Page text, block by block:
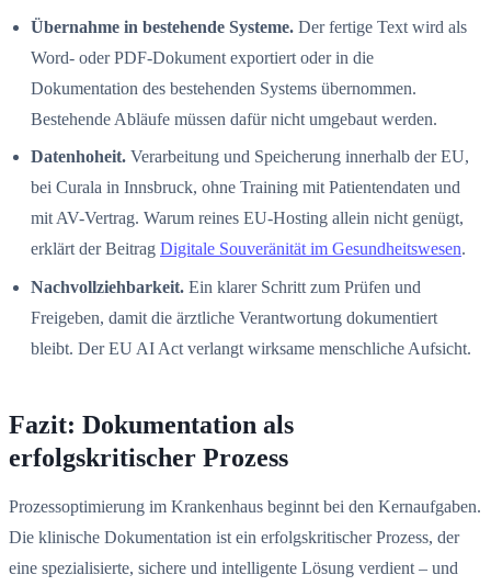
Übernahme in bestehende Systeme. Der fertige Text wird als
Word- oder PDF-Dokument exportiert oder in die
Dokumentation des bestehenden Systems übernommen.
Bestehende Abläufe müssen dafür nicht umgebaut werden.
Datenhoheit. Verarbeitung und Speicherung innerhalb der EU,
bei Curala in Innsbruck, ohne Training mit Patientendaten und
mit AV-Vertrag. Warum reines EU-Hosting allein nicht genügt,
erklärt der Beitrag Digitale Souveränität im Gesundheitswesen.
Nachvollziehbarkeit. Ein klarer Schritt zum Prüfen und
Freigeben, damit die ärztliche Verantwortung dokumentiert
bleibt. Der EU AI Act verlangt wirksame menschliche Aufsicht.
Fazit: Dokumentation als
erfolgskritischer Prozess
Prozessoptimierung im Krankenhaus beginnt bei den Kernaufgaben.
Die klinische Dokumentation ist ein erfolgskritischer Prozess, der
eine spezialisierte, sichere und intelligente Lösung verdient – und